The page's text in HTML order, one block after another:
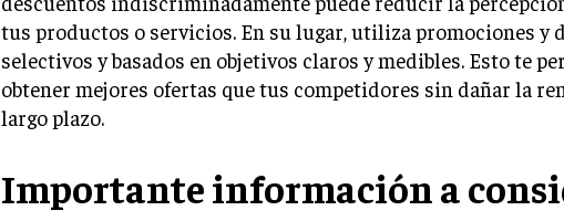
tus productos o servicios. En su lugar, utiliza promociones y
selectivos y basados en objetivos claros y medibles. Esto te
obtener mejores ofertas que tus competidores sin dañar la
largo plazo.
Importante información a